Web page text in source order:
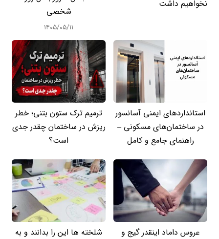
نخواهیم داشت
شخصی
۱۴۰۵/۰۵/۱۱
استانداردهای ایمنی آسانسور
در ساختمان‌های مسکونی –
راهنمای جامع و کامل
ترمیم ترک ستون بتنی؛ خطر
ریزش در ساختمان چقدر جدی
است؟
عروس داماد اینقدر گیج و
شلخته ها این را بدانند و به